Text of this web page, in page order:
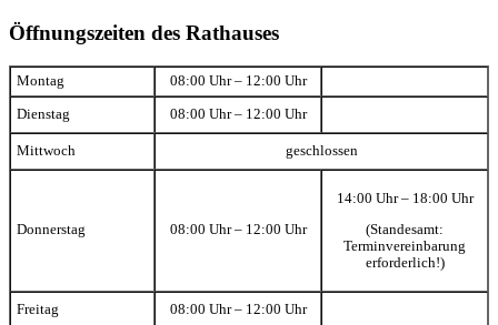
Öffnungszeiten des Rathauses
Montag 08:00 Uhr – 12:00 Uhr
Dienstag 08:00 Uhr – 12:00 Uhr
Mittwoch geschlossen
Donnerstag 08:00 Uhr – 12:00 Uhr
14:00 Uhr – 18:00 Uhr
(Standesamt:
Terminvereinbarung
erforderlich!)
Freitag 08:00 Uhr – 12:00 Uhr